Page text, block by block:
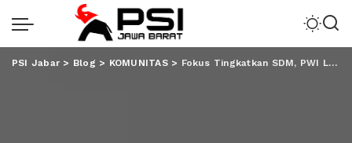
PSI Jabar > Blog > KOMUNITAS> Fokus Tingkatkan SDM, PWI Lampung Kembali Gelar UKW